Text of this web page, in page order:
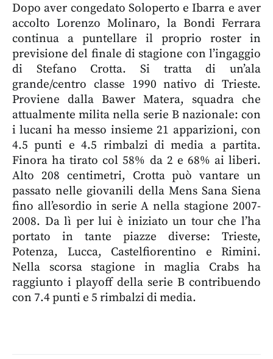
Dopo aver congedato Soloperto e Ibarra e aver
accolto Lorenzo Molinaro, la Bondi Ferrara
continua a puntellare il proprio roster in
previsione del finale di stagione con l’ingaggio
di Stefano Crotta. Si tratta di un’ala
grande/centro classe 1990 nativo di Trieste.
Proviene dalla Bawer Matera, squadra che
attualmente milita nella serie B nazionale: con
i lucani ha messo insieme 21 apparizioni, con
4.5 punti e 4.5 rimbalzi di media a partita.
Finora ha tirato col 58% da 2 e 68% ai liberi.
Alto 208 centimetri, Crotta può vantare un
passato nelle giovanili della Mens Sana Siena
fino all’esordio in serie A nella stagione 2007-
2008. Da lì per lui è iniziato un tour che l’ha
portato in tante piazze diverse: Trieste,
Potenza, Lucca, Castelfiorentino e Rimini.
Nella scorsa stagione in maglia Crabs ha
raggiunto i playoff della serie B contribuendo
con 7.4 punti e 5 rimbalzi di media.